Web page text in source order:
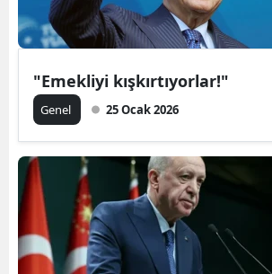
"Emekliyi kışkırtıyorlar!"
Genel 25 Ocak 2026